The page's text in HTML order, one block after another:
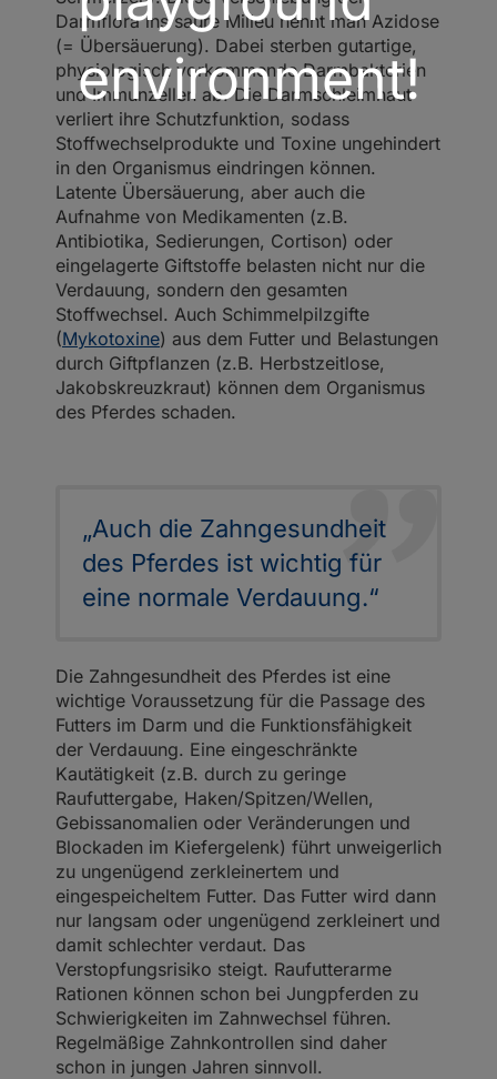
environment!
Darmflora ins saure Milieu nennt man Azidose
(= Übersäuerung). Dabei sterben gutartige,
physiologisch vorkommende Darmbakterien
und Immunzellen ab. Die Darmschleimhaut
verliert ihre Schutzfunktion, sodass
Stoffwechselprodukte und Toxine ungehindert
in den Organismus eindringen können.
Latente Übersäuerung, aber auch die
Aufnahme von Medikamenten (z.B.
Antibiotika, Sedierungen, Cortison) oder
eingelagerte Giftstoffe belasten nicht nur die
Verdauung, sondern den gesamten
Stoffwechsel. Auch Schimmelpilzgifte
(Mykotoxine) aus dem Futter und Belastungen
durch Giftpflanzen (z.B. Herbstzeitlose,
Jakobskreuzkraut) können dem Organismus
des Pferdes schaden.
„Auch die Zahngesundheit
des Pferdes ist wichtig für
eine normale Verdauung.“
Die Zahngesundheit des Pferdes ist eine
wichtige Voraussetzung für die Passage des
Futters im Darm und die Funktionsfähigkeit
der Verdauung. Eine eingeschränkte
Kautätigkeit (z.B. durch zu geringe
Raufuttergabe, Haken/Spitzen/Wellen,
Gebissanomalien oder Veränderungen und
Blockaden im Kiefergelenk) führt unweigerlich
zu ungenügend zerkleinertem und
eingespeicheltem Futter. Das Futter wird dann
nur langsam oder ungenügend zerkleinert und
damit schlechter verdaut. Das
Verstopfungsrisiko steigt. Raufutterarme
Rationen können schon bei Jungpferden zu
Schwierigkeiten im Zahnwechsel führen.
Regelmäßige Zahnkontrollen sind daher
schon in jungen Jahren sinnvoll.